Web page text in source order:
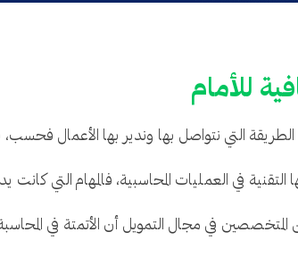
للأمام
الطريقة التي نتواصل بها وندير بها الأعمال
التقنية في العمليات المحاسبية، فالمهام التي